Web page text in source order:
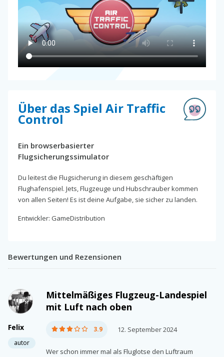
Über das Spiel Air Traffic
Control
Ein browserbasierter
Flugsicherungssimulator
Du leitest die Flugsicherung in diesem geschäftigen
Flughafenspiel. Jets, Flugzeuge und Hubschrauber kommen
von allen Seiten! Es ist deine Aufgabe, sie sicher zu landen.
Entwickler: GameDistribution
Bewertungen und Rezensionen
Felix
autor
Mittelmäßiges Flugzeug-Landespiel
mit Luft nach oben
3.9 12. September 2024
Wer schon immer mal als Fluglotse den Luftraum